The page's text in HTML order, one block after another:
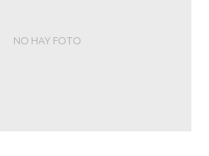
NO HAY FOTO